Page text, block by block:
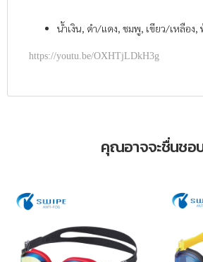
น้ำเงิน, ดำ/แดง, ชมพู, เขียว/เหลือง,
https://youtu.be/OXHTjLDkH3g
คุณอาจจะชื่นชอ